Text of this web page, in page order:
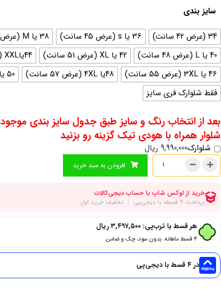
سایز بندی
34 (عرض 42 سانت) 36 یا s (عرض 45 سانت)
38 یا M (عرض 46سانت)
40 یا L (عرض 48 سانت)
42 یا XL (عرض 51 سانت)
44یاXXL (عرض 53 سانت)
46 یا 3XL (عرض 55 سانت)
48یا 4XL (عرض 57 سانت)
50 یا 5xl (عرض 59 سانت)
فقط شلوارک فری سایز
بعد از انتخاب رنگ و سایز طبق جدول سایز بندی
شلوار همراه با هودی تیک گزینه رو بزنید
شلوارک9,990,000 ریال
افزودن به سبد خرید
هر قسط با ترب‌پی: ۳,۴۹۷,۵۰۰ریال
۴ قسط ماهانه. بدون سود، چک و ضامن.
در ۴ قسط با دیجی‌پی